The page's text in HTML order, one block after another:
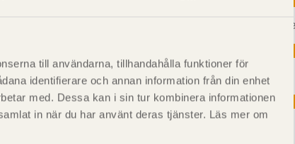
till användarna, tillhandahålla funktioner för
identifierare och annan information från din enhet
med. Dessa kan i sin tur kombinera informationen
in när du har använt deras tjänster. Läs mer om